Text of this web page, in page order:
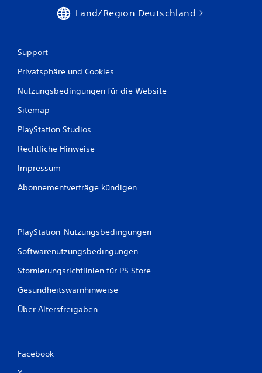
Land/Region Deutschland
Support
Privatsphäre und Cookies
Nutzungsbedingungen für die Website
Sitemap
PlayStation Studios
Rechtliche Hinweise
Impressum
Abonnementverträge kündigen
PlayStation-Nutzungsbedingungen
Softwarenutzungsbedingungen
Stornierungsrichtlinien für PS Store
Gesundheitswarnhinweise
Über Altersfreigaben
Facebook